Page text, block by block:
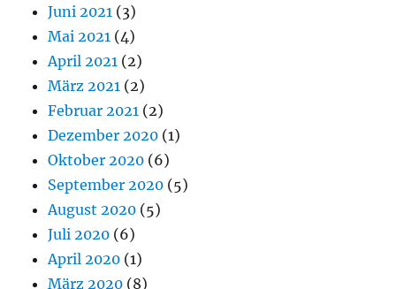
Juni 2021 (3)
Mai 2021 (4)
April 2021 (2)
März 2021 (2)
Februar 2021 (2)
Dezember 2020 (1)
Oktober 2020 (6)
September 2020 (5)
August 2020 (5)
Juli 2020 (6)
April 2020 (1)
März 2020 (8)